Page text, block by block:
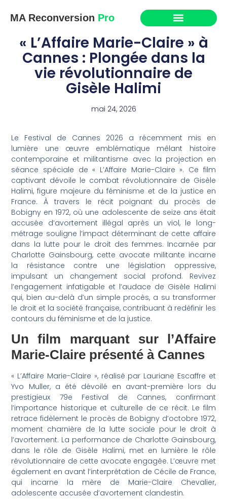
MA Reconversion Pro
« L’Affaire Marie-Claire » à
Cannes : Plongée dans la
vie révolutionnaire de
Gisèle Halimi
mai 24, 2026
Le Festival de Cannes 2026 a récemment mis en
lumière une œuvre emblématique mêlant histoire
contemporaine et militantisme avec la projection en
séance spéciale de « L’Affaire Marie-Claire ». Ce film
captivant dévoile le combat révolutionnaire de Gisèle
Halimi, figure majeure du féminisme et de la justice en
France. À travers le récit poignant du procès de
Bobigny en 1972, où une adolescente de seize ans était
accusée d’avortement illégal après un viol, le long-
métrage souligne l’impact déterminant de cette affaire
dans la lutte pour le droit des femmes. Incarnée par
Charlotte Gainsbourg, cette avocate militante incarne
la résistance contre une législation oppressive,
impulsant un changement social profond. Revivez
l’engagement infatigable et l’audace de Gisèle Halimi
qui, bien au-delà d’un simple procès, a su transformer
le droit et la société française, contribuant à redéfinir les
contours du féminisme et de la justice.
Un film marquant sur l’Affaire
Marie-Claire présenté à Cannes
« L’Affaire Marie-Claire », réalisé par Lauriane Escaffre et
Yvo Muller, a été dévoilé en avant-première lors du
prestigieux 79e Festival de Cannes, confirmant
l’importance historique et culturelle de ce récit. Le film
retrace fidèlement le procès de Bobigny d’octobre 1972,
moment charnière de la lutte sociale pour le droit à
l’avortement. La performance de Charlotte Gainsbourg,
dans le rôle de Gisèle Halimi, met en lumière le rôle
révolutionnaire de cette avocate engagée. L’œuvre met
également en avant l’interprétation de Cécile de France,
qui incarne la mère de Marie-Claire Chevalier,
adolescente accusée d’avortement clandestin.